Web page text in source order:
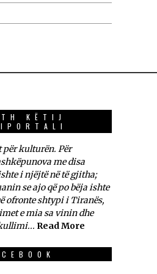
KËTIJ
kulturën. Për
me disa
i njëjtë në të gjitha;
se ajo që po bëja ishte
ofronte shtypi i Tiranës,
e mia sa vinin dhe
Read More